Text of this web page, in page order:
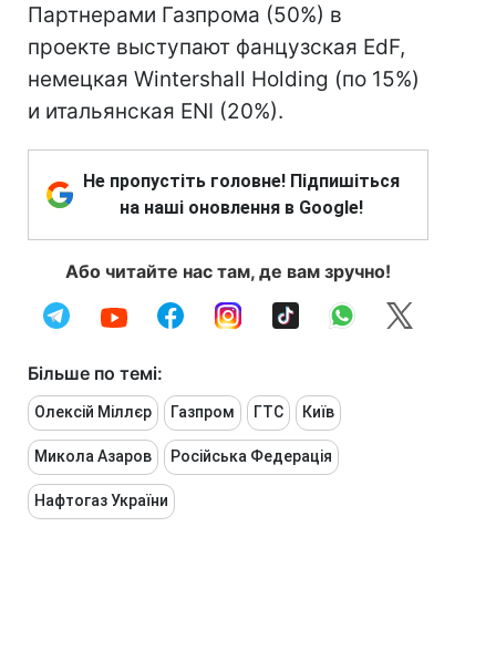
Партнерами Газпрома (50%) в
проекте выступают фанцузская EdF,
немецкая Wintershall Holding (по 15%)
и итальянская ENI (20%).
Не пропустіть головне! Підпишіться
на наші оновлення в Google!
Або читайте нас там, де вам зручно!
Більше по темі:
Олексій Міллєр Газпром ГТС Київ
Микола Азаров Російська Федерація
Нафтогаз України